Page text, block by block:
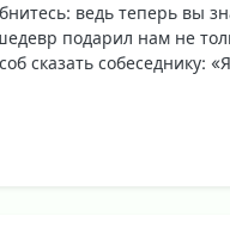
ведь теперь вы
подарил нам не
сказать собеседнику: